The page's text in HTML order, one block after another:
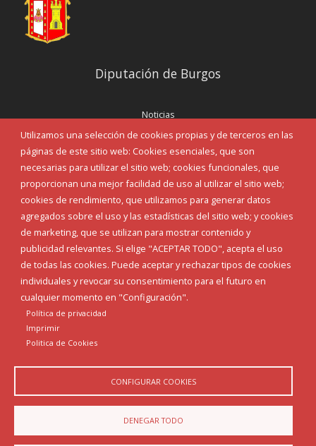
Utilizamos una selección de cookies propias y de terceros en las
páginas de este sitio web: Cookies esenciales, que son
necesarias para utilizar el sitio web; cookies funcionales, que
proporcionan una mejor facilidad de uso al utilizar el sitio web;
cookies de rendimiento, que utilizamos para generar datos
agregados sobre el uso y las estadísticas del sitio web; y cookies
de marketing, que se utilizan para mostrar contenido y
publicidad relevantes. Si elige "ACEPTAR TODO", acepta el uso
de todas las cookies. Puede aceptar y rechazar tipos de cookies
individuales y revocar su consentimiento para el futuro en
cualquier momento en "Configuración".
Política de privacidad
Imprimir
Politica de Cookies
CONFIGURAR COOKIES
DENEGAR TODO
Diputación de Burgos
Noticias
Eventos
Corporación Municipal
Teléfonos de interés
INICIAR SESIÓN
MAPA WEB